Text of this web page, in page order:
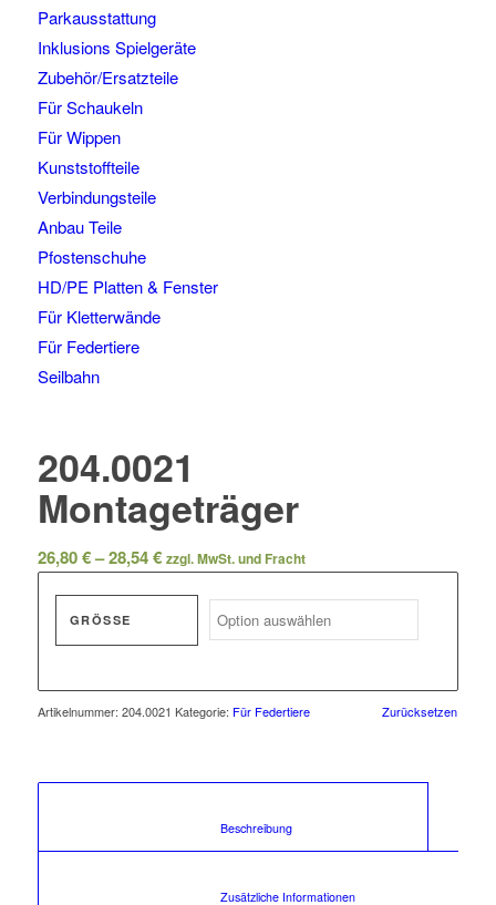
Parkausstattung
Inklusions Spielgeräte
Zubehör/Ersatzteile
Für Schaukeln
Für Wippen
Kunststoffteile
Verbindungsteile
Anbau Teile
Pfostenschuhe
HD/PE Platten & Fenster
Für Kletterwände
Für Federtiere
Seilbahn
204.0021
Montageträger
26,80€–28,54€Preisspanne:
28,54 €
zzgl. MwSt. und Fracht
GRÖSSE
Zurücksetzen
Artikelnummer: 204.0021 Kategorie: Für Federtiere
						Beschreibung
						Zusätzliche Informationen